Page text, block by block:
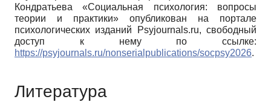
Кондратьева «Социальная психология: вопросы
теории и практики» опубликован на портале
психологических изданий Psyjournals.ru, свободный
доступ к нему по ссылке:
https://psyjournals.ru/nonserialpublications/socpsy2026.
Литература